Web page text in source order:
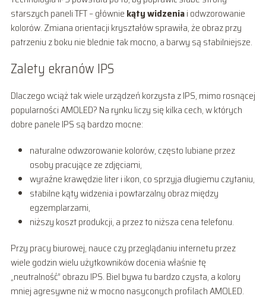
starszych paneli TFT – głównie kąty widzeniai odwzorowanie
kolorów. Zmiana orientacji kryształów sprawiła, że obraz przy
patrzeniu z boku nie blednie tak mocno, a barwy są stabilniejsze.
Zalety ekranów IPS
Dlaczego wciąż tak wiele urządzeń korzysta z IPS, mimo rosnącej
popularności AMOLED? Na rynku liczy się kilka cech, w których
dobre panele IPS są bardzo mocne:
naturalne odwzorowanie kolorów, często lubiane przez
osoby pracujące ze zdjęciami,
wyraźne krawędzie liter i ikon, co sprzyja długiemu czytaniu,
stabilne kąty widzenia i powtarzalny obraz między
egzemplarzami,
niższy koszt produkcji, a przez to niższa cena telefonu.
Przy pracy biurowej, nauce czy przeglądaniu internetu przez
wiele godzin wielu użytkowników docenia właśnie tę
„neutralność” obrazu IPS. Biel bywa tu bardzo czysta, a kolory
mniej agresywne niż w mocno nasyconych profilach AMOLED.